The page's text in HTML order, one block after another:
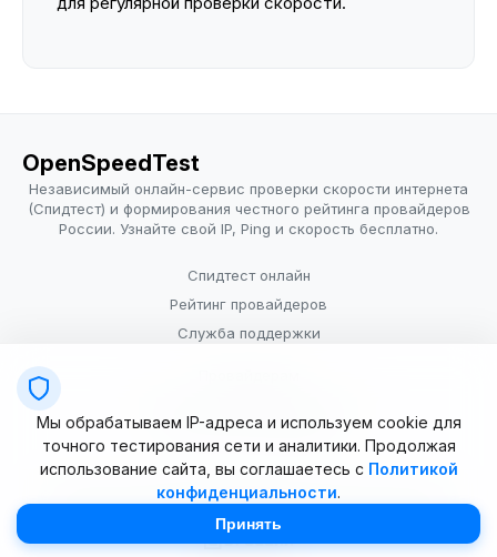
OpenSpeedTest
Независимый онлайн-сервис проверки скорости интернета
(Спидтест) и формирования честного рейтинга провайдеров
России. Узнайте свой IP, Ping и скорость бесплатно.
Спидтест онлайн
Рейтинг провайдеров
Служба поддержки
Условия использования
© 2025–2026 OpenSpeedTest (ИП Долматова В.В.). Все права
Мы обрабатываем IP-адреса и используем cookie для
точного тестирования сети и аналитики. Продолжая
использование сайта, вы соглашаетесь с Политикой
конфиденциальности.
Принять